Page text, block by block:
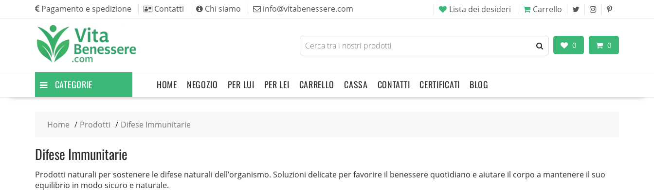
Pagamento e spedizione Contatti Chi siamo info@vitabenessere.com Lista dei desideri Carrello
0 0
Search
for
CATEGORIE HOME NEGOZIO PER LUI PER LEI CARRELLO CASSA CONTATTI CERTIFICATI BLOG
Home Prodotti Difese Immunitarie
Difese Immunitarie
Prodotti naturali per sostenere le difese naturali dell’organismo. Soluzioni delicate per favorire il benessere quotidiano e aiutare il corpo a mantenere il suo
equilibrio in modo sicuro e naturale.